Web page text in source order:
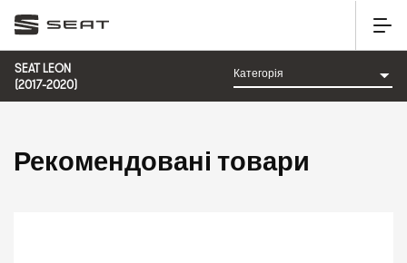
SEAT LEON
(2017-2020)
Рекомендовані товари